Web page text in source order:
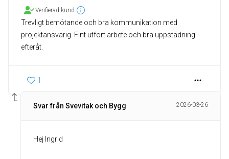
Verifierad kund
Trevligt bemötande och bra kommunikation med
projektansvarig. Fint utfört arbete och bra uppstädning
efteråt.
1
Svar från Svevitak och Bygg 2026-03-26
Hej Ingrid